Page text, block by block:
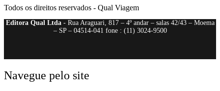
Todos os direitos reservados - Qual Viagem
Editora Qual Ltda- Rua Araguari, 817 – 4º andar – salas 42/43 – Moema
– SP – 04514-041 fone : (11) 3024-9500
Navegue pelo site